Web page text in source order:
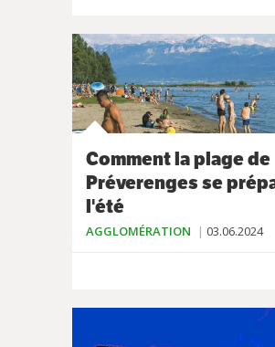
Comment la plage de
Préverenges se
l'été
AGGLOMÉRATION 03.06.2024